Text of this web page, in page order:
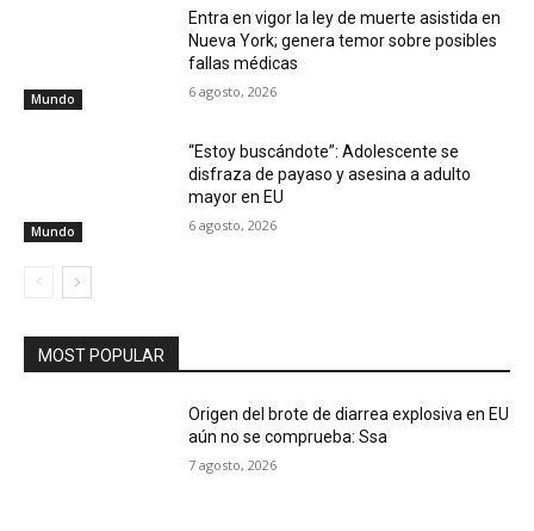
Mundo
Entra en vigor la ley de muerte asistida en
Nueva York; genera temor sobre posibles
fallas médicas
6 agosto, 2026
Mundo
“Estoy buscándote”: Adolescente se
disfraza de payaso y asesina a adulto
mayor en EU
6 agosto, 2026
MOST POPULAR
Origen del brote de diarrea explosiva en EU
aún no se comprueba: Ssa
7 agosto, 2026